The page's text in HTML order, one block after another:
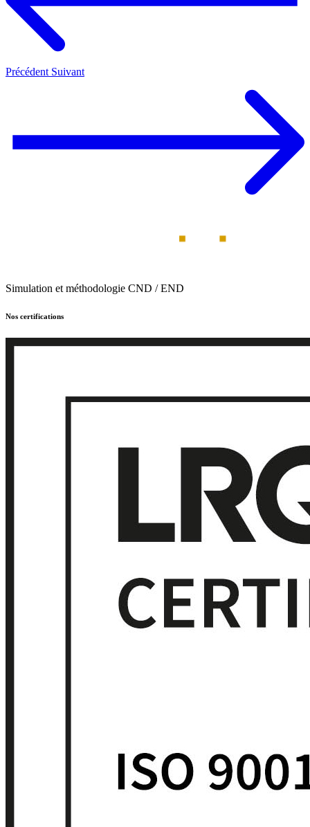
Précédent Suivant
Simulation et méthodologie CND / END
Nos certifications